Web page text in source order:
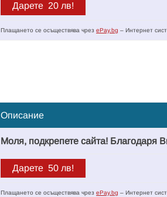
Плащането се осъществява чрезePay.bg – Интернет
Описание
Моля, подкрепете сайта! Благодаря
Плащането се осъществява чрезePay.bg – Интернет